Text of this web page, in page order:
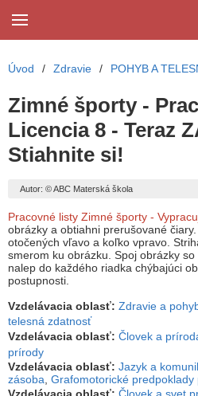
Úvod / Zdravie / POHYB A
Zimné športy -
Licencia 8 - Teraz
Stiahnite si!
Autor: © ABC Materská škola
Pracovné listy Zimné športy -
obrázky a obtiahni prerušované
otočených vľavo a koľko vpravo.
smerom ku obrázku. Spoj obrázky
nalep do každého riadka chýbajúci
postupnosti.
Vzdelávacia oblasť: Zdravie a
telesná zdatnosť
Vzdelávacia oblasť: Človek a
prírody
Vzdelávacia oblasť: Jazyk a
zásoba Grafomotorické predpoklady